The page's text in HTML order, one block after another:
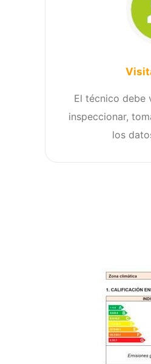
El técnico debe
inspeccionar,
los